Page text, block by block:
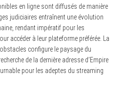
en ligne sont diffusés de manière
judiciaires entraînent une évolution
rendant impératif pour les
accéder à leur plateforme préférée. La
configure le paysage du
de la dernière adresse d’Empire
pour les adeptes du streaming